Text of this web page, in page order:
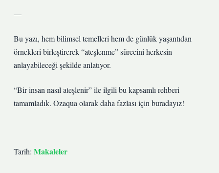
—
Bu yazı, hem bilimsel temelleri hem de günlük yaşantıdan
örnekleri birleştirerek “ateşlenme” sürecini herkesin
anlayabileceği şekilde anlatıyor.
“Bir insan nasıl ateşlenir” ile ilgili bu kapsamlı rehberi
tamamladık. Ozaqua olarak daha fazlası için buradayız!
Tarih: Makaleler